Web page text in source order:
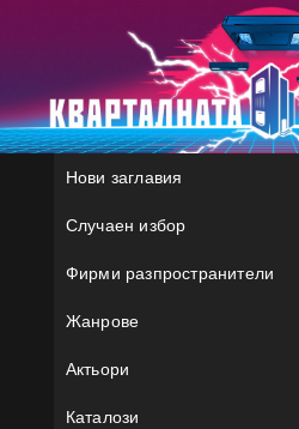
Нови заглавия
Случаен избор
Фирми разпространители
Жанрове
Актьори
Каталози